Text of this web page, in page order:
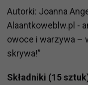
Autorki: Joanna
Alaantkoweblw.pl -
owoce i warzywa –
skrywa!”
Składniki (15